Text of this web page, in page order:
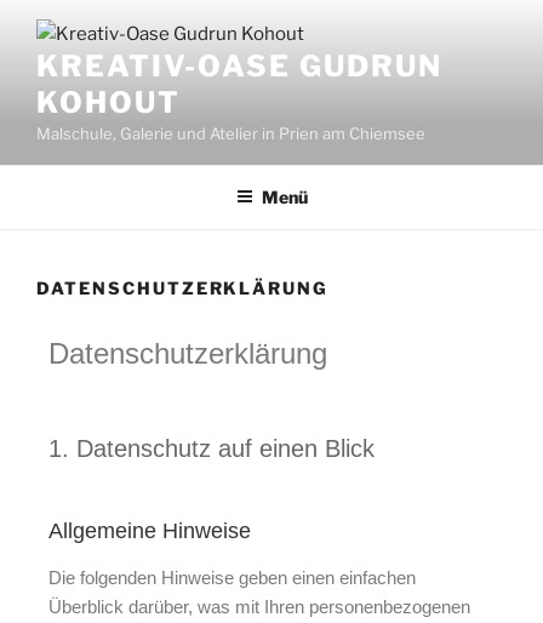
KREATIV-OASE GUDRUN
KOHOUT
Malschule, Galerie und Atelier in Prien am Chiemsee
Menü
DATENSCHUTZERKLÄRUNG
Datenschutz­erklärung
1. Datenschutz auf einen Blick
Allgemeine Hinweise
Die folgenden Hinweise geben einen einfachen
Überblick darüber, was mit Ihren personenbezogenen